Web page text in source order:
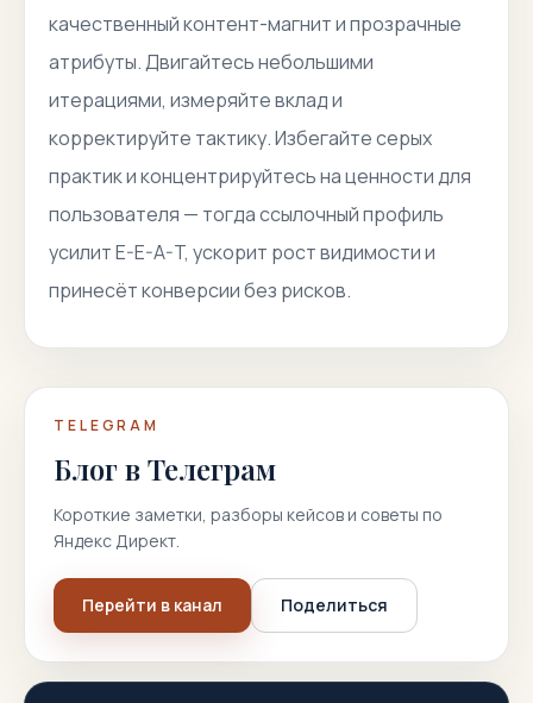
качественный контент-магнит и прозрачные
атрибуты. Двигайтесь небольшими
итерациями, измеряйте вклад и
корректируйте тактику. Избегайте серых
практик и концентрируйтесь на ценности для
пользователя — тогда ссылочный профиль
усилит E-E-A-T, ускорит рост видимости и
принесёт конверсии без рисков.
TELEGRAM
Блог в Телеграм
Короткие заметки, разборы кейсов и советы по
Яндекс Директ.
Перейти в канал Поделиться